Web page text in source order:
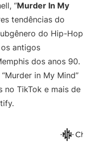
“Murder In My
tendências do
do Hip-Hop
antigos
dos anos 90.
in My Mind”
no TikTok e mais de